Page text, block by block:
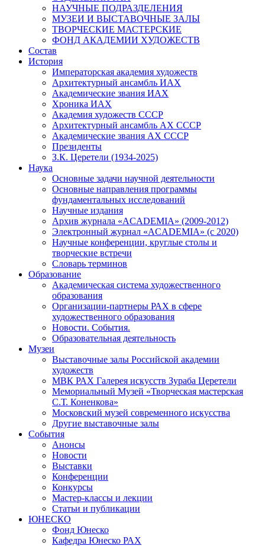
НАУЧНЫЕ ПОДРАЗДЕЛЕНИЯ
МУЗЕИ И ВЫСТАВОЧНЫЕ ЗАЛЫ
ТВОРЧЕСКИЕ МАСТЕРСКИЕ
ФОНД АКАДЕМИИ ХУДОЖЕСТВ
Состав
История
Императорская академия художеств
Архитектурный ансамбль ИАХ
Академические звания ИАХ
Хроника ИАХ
Академия художеств СССР
Архитектурный ансамбль АХ СССР
Академические звания АХ СССР
Президенты
З.К. Церетели (1934-2025)
Наука
Основные задачи научной деятельности
Основные направления программы
фундаментальных исследований
Научные издания
Архив журнала «ACADEMIA» (2009-2012)
Электронный журнал «ACADEMIA» (с 2020)
Научные конференции, круглые столы и
творческие встречи
Словарь терминов
Образование
Академическая система художественного
образования
Организации-партнеры РАХ в сфере
художественного образования
Новости. События.
Образовательная деятельность
Музеи
Выставочные залы Российской академии
художеств
МВК РАХ Галерея искусств Зураба Церетели
Мемориальный Музей «Творческая мастерская
С.Т. Коненкова»
Московский музей современного искусства
Другие выставочные залы
События
Анонсы
Новости
Выставки
Конференции
Конкурсы
Мастер-классы и лекции
Статьи и публикации
ЮНЕСКО
Фонд Юнеско
Кафедра Юнеско РАХ